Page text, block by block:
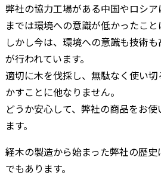
弊社の協力工場がある中国やロシ
までは環境への意識が低かったこと
しかし今は、環境への意識も技術
が行われています。
適切に木を伐採し、無駄なく使い
かすことに他なりません。
どうか安心して、弊社の商品をお
ます。
経木の製造から始まった弊社の歴
でもあります。